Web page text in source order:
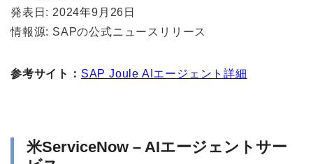
発表日: 2024年9月26日
情報源: SAPの公式ニュースリリース
参考サイト： SAP Joule AIエージェント詳細
米ServiceNow – AIエージェントサー